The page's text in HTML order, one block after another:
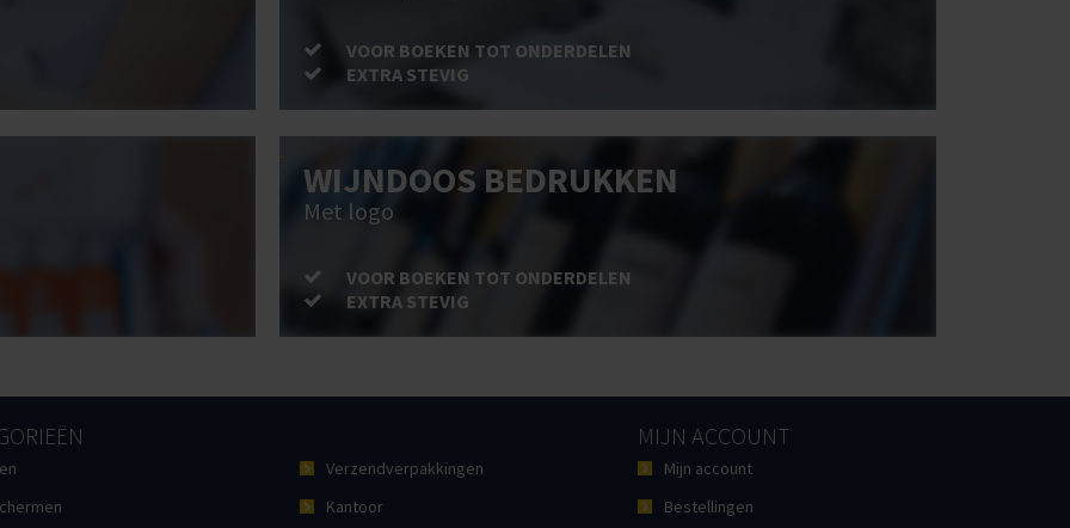
VOOR BOEKEN TOT ONDERDELEN
EXTRA STEVIG
WIJNDOOS BEDRUKKEN
Met logo
VOOR BOEKEN TOT ONDERDELEN
EXTRA STEVIG
Verzendverpakkingen
Kantoor
MIJN ACCOUNT
Mijn account
Bestellingen